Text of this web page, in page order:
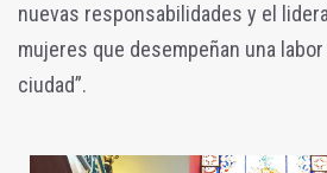
nuevas responsabilidades y el
mujeres que desempeñan una
ciudad”.